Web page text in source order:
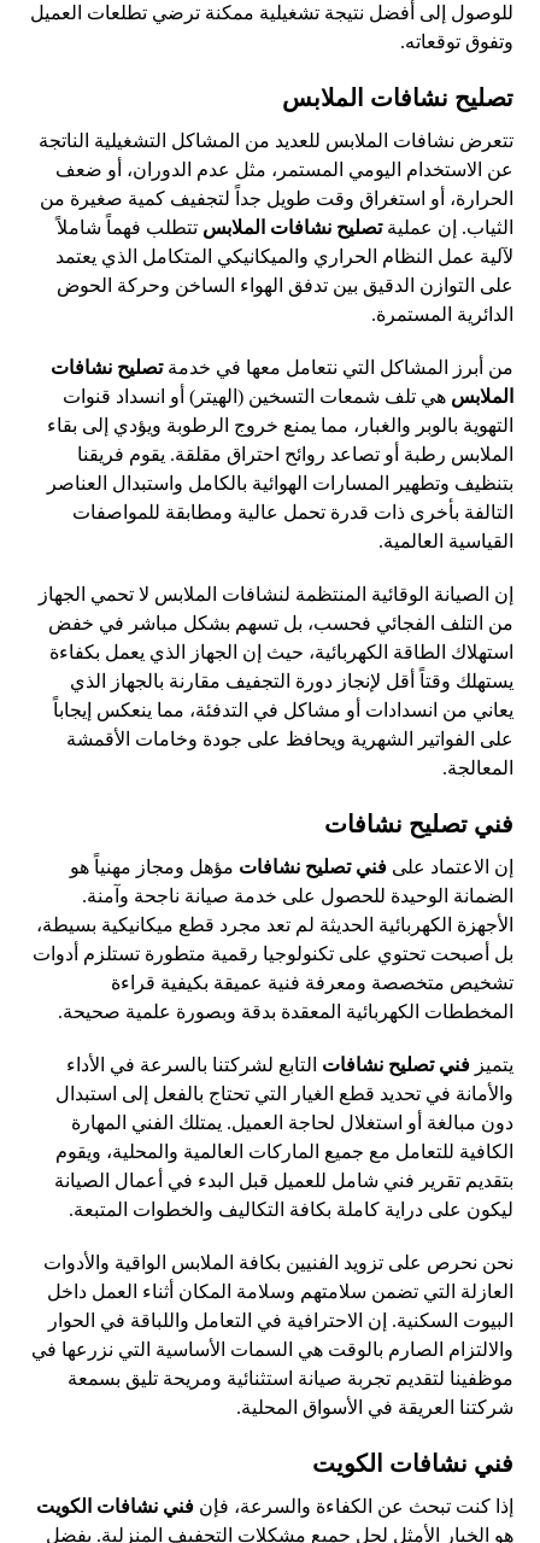
للوصول إلى أفضل نتيجة تشغيلية ممكنة ترضي تطلعات العميل
وتفوق توقعاته.
تصليح نشافات الملابس
تتعرض نشافات الملابس للعديد من المشاكل التشغيلية الناتجة
عن الاستخدام اليومي المستمر، مثل عدم الدوران، أو ضعف
الحرارة، أو استغراق وقت طويل جداً لتجفيف كمية صغيرة من
الثياب. إن عمليةتصليح نشافات الملابس تتطلب فهماً شاملاً
لآلية عمل النظام الحراري والميكانيكي المتكامل الذي يعتمد
على التوازن الدقيق بين تدفق الهواء الساخن وحركة الحوض
الدائرية المستمرة.
من أبرز المشاكل التي نتعامل معها في خدمةتصليح نشافات
الملابس هي تلف شمعات التسخين (الهيتر) أو انسداد قنوات
التهوية بالوبر والغبار، مما يمنع خروج الرطوبة ويؤدي إلى بقاء
الملابس رطبة أو تصاعد روائح احتراق مقلقة. يقوم فريقنا
بتنظيف وتطهير المسارات الهوائية بالكامل واستبدال العناصر
التالفة بأخرى ذات قدرة تحمل عالية ومطابقة للمواصفات
القياسية العالمية.
إن الصيانة الوقائية المنتظمة لنشافات الملابس لا تحمي الجهاز
من التلف الفجائي فحسب، بل تسهم بشكل مباشر في خفض
استهلاك الطاقة الكهربائية، حيث إن الجهاز الذي يعمل بكفاءة
يستهلك وقتاً أقل لإنجاز دورة التجفيف مقارنة بالجهاز الذي
يعاني من انسدادات أو مشاكل في التدفئة، مما ينعكس إيجاباً
على الفواتير الشهرية ويحافظ على جودة وخامات الأقمشة
المعالجة.
فني تصليح نشافات
إن الاعتماد علىفني تصليح نشافات مؤهل ومجاز مهنياً هو
الضمانة الوحيدة للحصول على خدمة صيانة ناجحة وآمنة.
الأجهزة الكهربائية الحديثة لم تعد مجرد قطع ميكانيكية بسيطة،
بل أصبحت تحتوي على تكنولوجيا رقمية متطورة تستلزم أدوات
تشخيص متخصصة ومعرفة فنية عميقة بكيفية قراءة
المخططات الكهربائية المعقدة بدقة وبصورة علمية صحيحة.
يتميزفني تصليح نشافات التابع لشركتنا بالسرعة في الأداء
والأمانة في تحديد قطع الغيار التي تحتاج بالفعل إلى استبدال
دون مبالغة أو استغلال لحاجة العميل. يمتلك الفني المهارة
الكافية للتعامل مع جميع الماركات العالمية والمحلية، ويقوم
بتقديم تقرير فني شامل للعميل قبل البدء في أعمال الصيانة
ليكون على دراية كاملة بكافة التكاليف والخطوات المتبعة.
نحن نحرص على تزويد الفنيين بكافة الملابس الواقية والأدوات
العازلة التي تضمن سلامتهم وسلامة المكان أثناء العمل داخل
البيوت السكنية. إن الاحترافية في التعامل واللباقة في الحوار
والالتزام الصارم بالوقت هي السمات الأساسية التي نزرعها في
موظفينا لتقديم تجربة صيانة استثنائية ومريحة تليق بسمعة
شركتنا العريقة في الأسواق المحلية.
فني نشافات الكويت
إذا كنت تبحث عن الكفاءة والسرعة، فإنفني نشافات الكويت
هو الخيار الأمثل لحل جميع مشكلات التجفيف المنزلية. بفضل